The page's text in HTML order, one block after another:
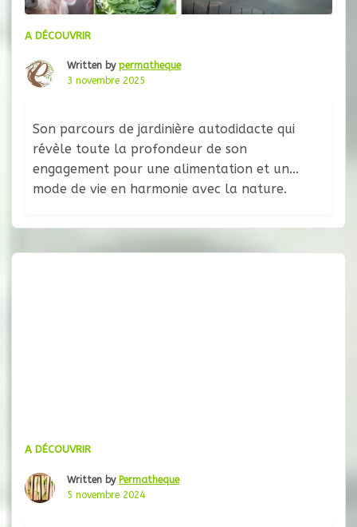
A DÉCOUVRIR
Written by permatheque
3 novembre 2025
Son parcours de jardinière autodidacte qui
révèle toute la profondeur de son
engagement pour une alimentation et un
mode de vie en harmonie avec la nature.
A DÉCOUVRIR
Written by Permatheque
5 novembre 2024